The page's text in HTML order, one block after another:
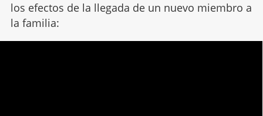
los efectos de la llegada de un nuevo miembro a
la familia: